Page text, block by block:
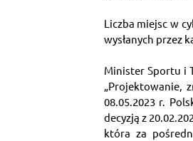
Liczba miejsc w
wysłanych przez
Minister Sportu i
„Projektowanie,
08.05.2023 r.
decyzją z
która za